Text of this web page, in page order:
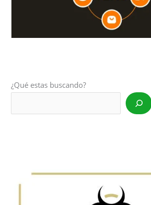
¿Qué estas buscando?